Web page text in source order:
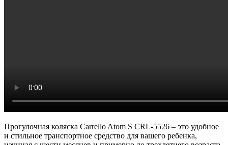
Прогулочная коляска Carrello Atom S CRL-5526 – это удобное
и стильное транспортное средство для вашего ребенка,